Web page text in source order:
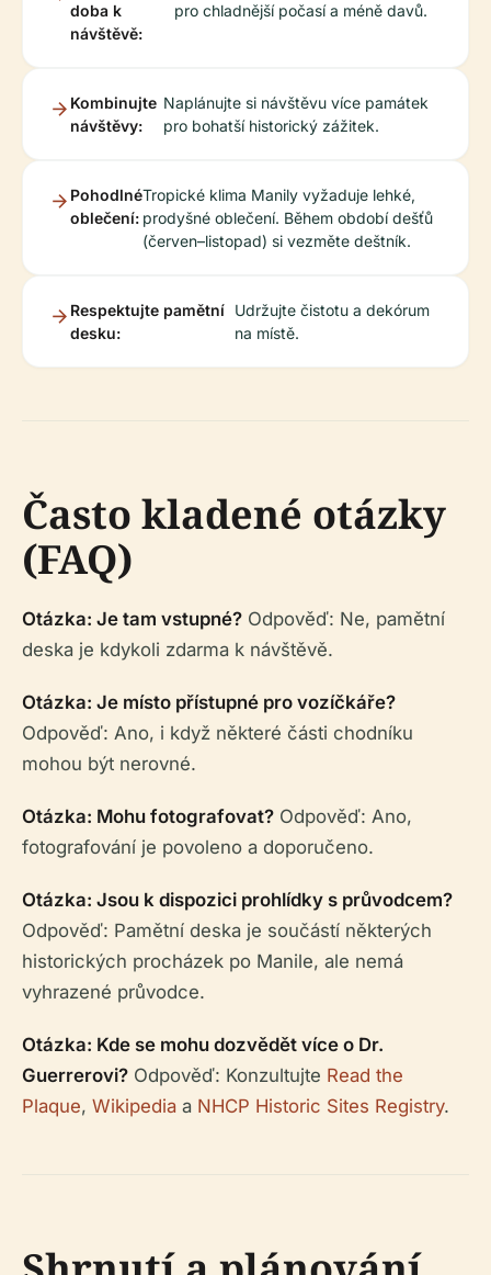
doba k
návštěvě:
pro chladnější počasí a méně davů.
Kombinujte
návštěvy:
Naplánujte si návštěvu více památek
pro bohatší historický zážitek.
Pohodlné
oblečení:
Tropické klima Manily vyžaduje lehké,
prodyšné oblečení. Během období dešťů
(červen–listopad) si vezměte deštník.
Respektujte pamětní
desku:
Udržujte čistotu a dekórum
na místě.
Často kladené otázky
(FAQ)
Otázka: Je tam vstupné? Odpověď: Ne, pamětní
deska je kdykoli zdarma k návštěvě.
Otázka: Je místo přístupné pro vozíčkáře?
Odpověď: Ano, i když některé části chodníku
mohou být nerovné.
Otázka: Mohu fotografovat? Odpověď: Ano,
fotografování je povoleno a doporučeno.
Otázka: Jsou k dispozici prohlídky s průvodcem?
Odpověď: Pamětní deska je součástí některých
historických procházek po Manile, ale nemá
vyhrazené průvodce.
Otázka: Kde se mohu dozvědět více o Dr.
Guerrerovi? Odpověď: Konzultujte Read the
Plaque, Wikipedia a NHCP Historic Sites Registry.